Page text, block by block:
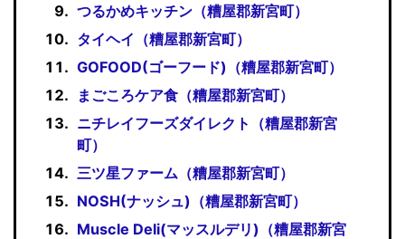
つるかめキッチン（糟屋郡新宮町）
タイヘイ（糟屋郡新宮町）
GOFOOD(ゴーフード)（糟屋郡新宮町）
まごころケア食（糟屋郡新宮町）
ニチレイフーズダイレクト（糟屋郡新宮
町）
三ツ星ファーム（糟屋郡新宮町）
NOSH(ナッシュ)（糟屋郡新宮町）
Muscle Deli(マッスルデリ)（糟屋郡新宮